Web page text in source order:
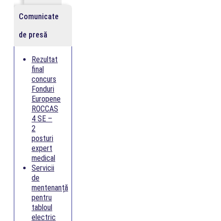
Comunicate
de presă
Rezultat
final
concurs
Fonduri
Europene
ROCCAS
4 SE –
2
posturi
expert
medical
Servicii
de
mentenanță
pentru
tabloul
electric